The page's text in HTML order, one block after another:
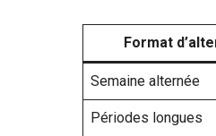
Format
Semaine alternée
Périodes longues